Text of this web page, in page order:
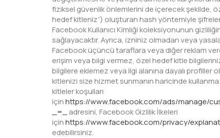
fiziksel güvenlik önlemlerini de içerecek şekilde,
hedef kitleniz”) oluşturan hash yöntemiyle
Facebook Kullanıcı Kimliği koleksiyonunun
sağlayacaktır. Ayrıca, izniniz olmadan veya
Facebook üçüncü taraflara veya diğer reklam
erişim veya bilgi vermez, özel hedef kitle bilgilerinizi
bilgilere eklemez veya ilgi alanına dayalı profiller
kitlenizi size hizmet sunmanın haricinde
kitleler koşulları
içinhttps://www.facebook.com/ads/manage/
_=_
adresini, Facebook Gizlilik İlkeleri
içinhttps://www.facebook.com/privacy/
edebilirsiniz.